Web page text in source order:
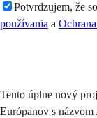
Potvrdzujem, že
používania a
Tento úplne nový
Európanov s